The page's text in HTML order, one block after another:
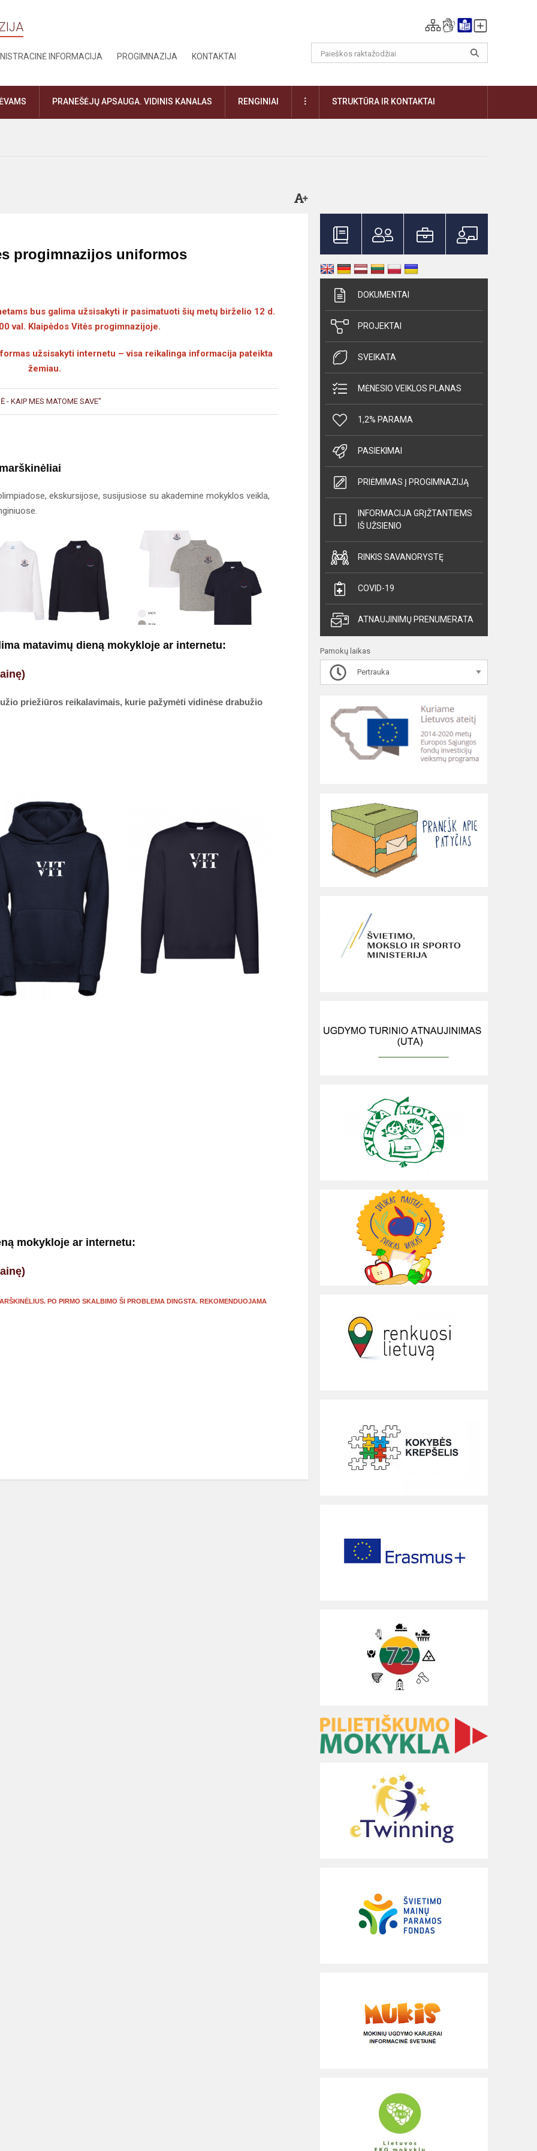
INFORMACIJA PROGIMNAZIJA KONTAKTAI
PRANEŠĖJŲ APSAUGA. VIDINIS KANALAS RENGINIAI DAUGIAUSTRUKTŪRA IR KONTAKTAI
progimnazijos uniformos
bus galima užsisakyti ir pasimatuoti šių metų birželio 12 d.
val. Klaipėdos Vitės progimnazijoje.
užsisakyti internetu – visa reikalinga informacija pateikta
žemiau.
- KAIP MES MATOME SAVE"
ekskursijose, susijusiose su akademine mokyklos veikla,
matavimų dieną mokykloje ar internetu:
priežiūros reikalavimais, kurie pažymėti vidinėse drabužio
mokykloje ar internetu:
PO PIRMO SKALBIMO ŠI PROBLEMA DINGSTA. REKOMENDUOJAMA
DOKUMENTAI
PROJEKTAI
SVEIKATA
MĖNESIO VEIKLOS PLANAS
1,2% PARAMA
PASIEKIMAI
PRIĖMIMAS Į PROGIMNAZIJĄ
INFORMACIJA GRĮŽTANTIEMS
IŠ UŽSIENIO
RINKIS SAVANORYSTĘ
COVID-19
ATNAUJINIMŲ PRENUMERATA
Pamokų laikas
Pertrauka